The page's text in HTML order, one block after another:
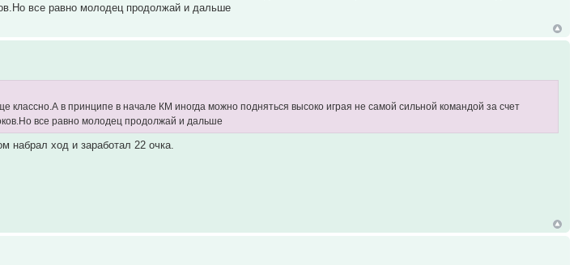
все равно молодец продолжай и дальше
в принципе в начале КМ иногда можно подняться высоко играя не самой сильной командой за счет
все равно молодец продолжай и дальше
набрал ход и заработал 22 очка.